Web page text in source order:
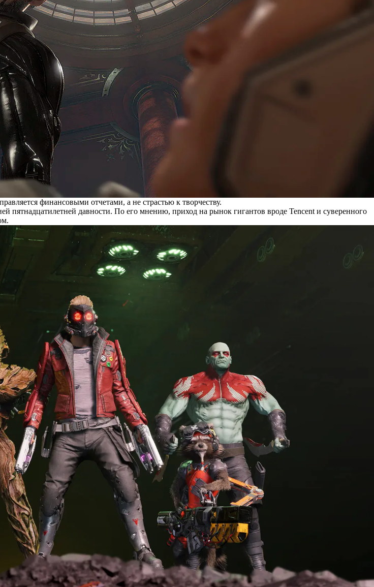
финансовыми отчетами, а не страстью к творчеству.
пятнадцатилетней давности. По его мнению, приход на рынок гигантов вроде Tencent и суверенного